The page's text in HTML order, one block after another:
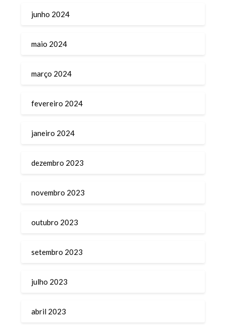
junho 2024
maio 2024
março 2024
fevereiro 2024
janeiro 2024
dezembro 2023
novembro 2023
outubro 2023
setembro 2023
julho 2023
abril 2023